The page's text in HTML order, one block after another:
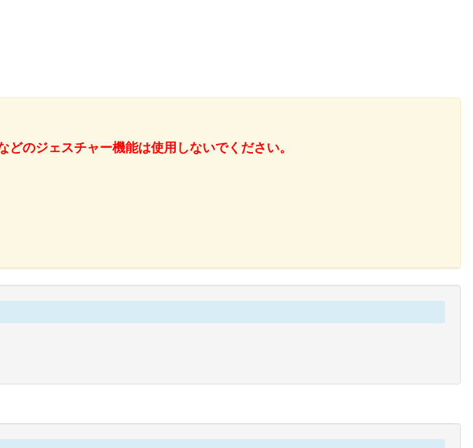
のジェスチャー機能は使用しないでください。